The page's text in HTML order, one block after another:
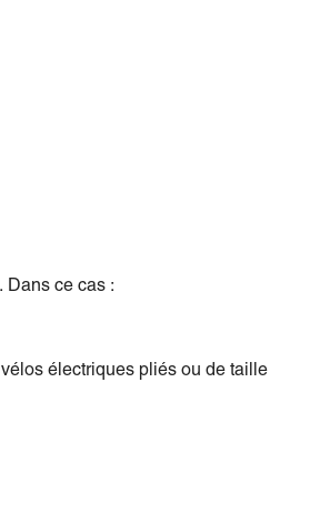
Dans ce cas :
électriques pliés ou de taille